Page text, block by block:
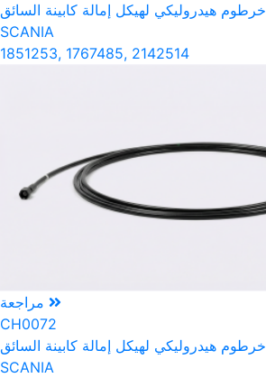
خرطوم هيدروليكي لهيكل إمالة كابينة السائق
SCANIA
1851253, 1767485, 2142514
مراجعة
CH0072
خرطوم هيدروليكي لهيكل إمالة كابينة السائق
SCANIA